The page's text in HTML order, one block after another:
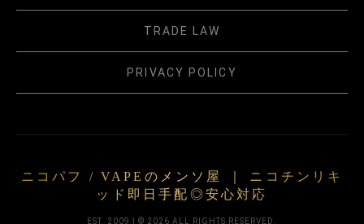
TRADE LAW
PRIVACY POLICY
ニコパフ / VAPEのメンソ屋 ｜ ニコチンリキ
ッド即日手配◎安心対応
EST. 2009 | © 2026 ALL RIGHTS RESERVED.